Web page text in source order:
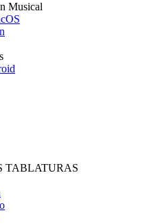
Musical
TABLATURAS